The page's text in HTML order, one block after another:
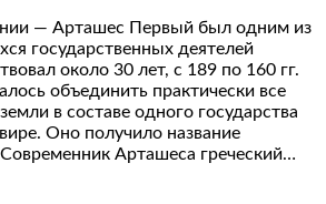
— Арташес Первый был одним из
государственных деятелей
около 30 лет, с 189 по 160 гг.
объединить практически все
в составе одного государства
Оно получило название
Арташеса греческий…